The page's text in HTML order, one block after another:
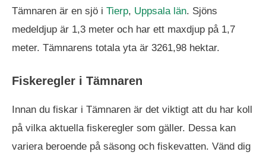
Tämnaren är en sjö i Tierp, Uppsala län. Sjöns
medeldjup är 1,3 meter och har ett maxdjup på 1,7
meter. Tämnarens totala yta är 3261,98 hektar.
Fiskeregler i Tämnaren
Innan du fiskar i Tämnaren är det viktigt att du har koll
på vilka aktuella fiskeregler som gäller. Dessa kan
variera beroende på säsong och fiskevatten. Vänd dig